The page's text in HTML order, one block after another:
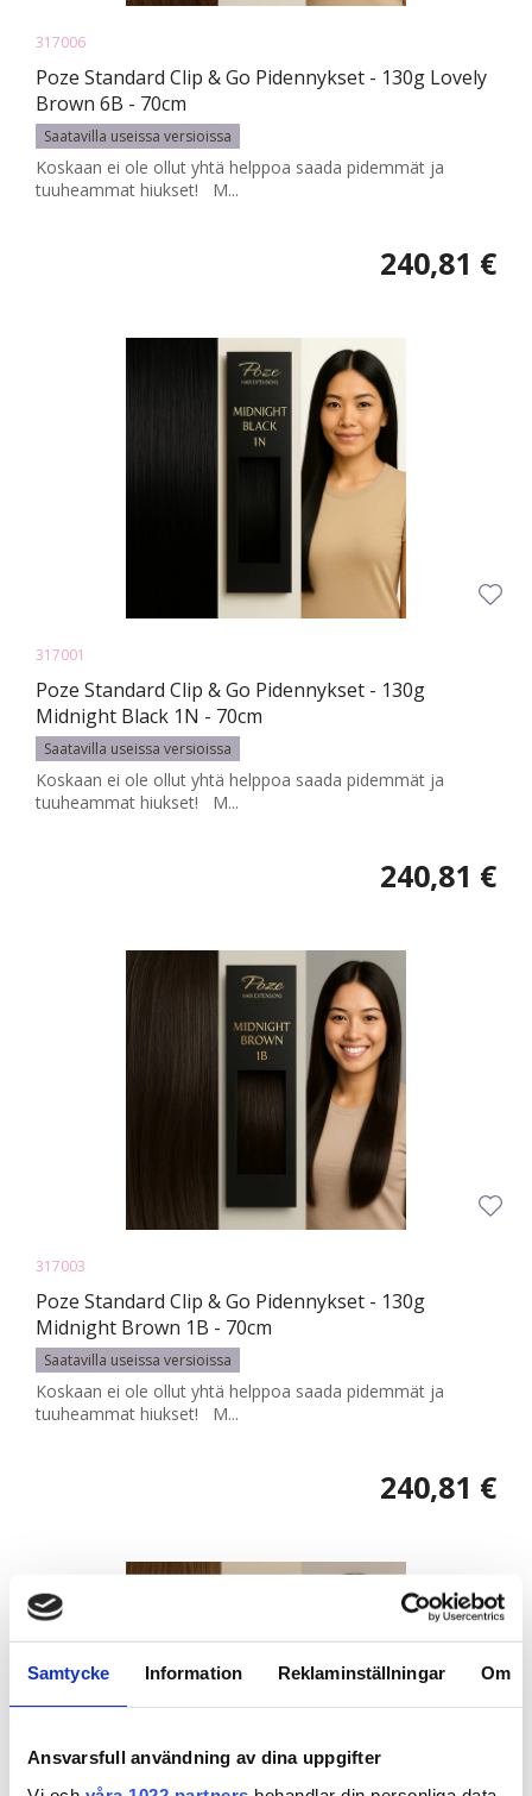
Samtycke Information Reklaminställningar Om
Ansvarsfull användning av dina uppgifter
317006
Poze Standard Clip & Go Pidennykset - 130g Lovely
Brown 6B - 70cm
Saatavilla useissa versioissa
Koskaan ei ole ollut yhtä helppoa saada pidemmät ja
tuuheammat hiukset! M...
240,81 €
317001
Poze Standard Clip & Go Pidennykset - 130g
Midnight Black 1N - 70cm
Saatavilla useissa versioissa
Koskaan ei ole ollut yhtä helppoa saada pidemmät ja
tuuheammat hiukset! M...
240,81 €
317003
Poze Standard Clip & Go Pidennykset - 130g
Midnight Brown 1B - 70cm
Saatavilla useissa versioissa
Koskaan ei ole ollut yhtä helppoa saada pidemmät ja
tuuheammat hiukset! M...
240,81 €